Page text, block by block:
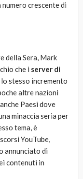
crescente di
della Sera, Mark
che i server di
lo stesso incremento
altre nazioni
Paesi dove
minaccia seria per
tema, è
YouTube,
annunciato di
contenuti in